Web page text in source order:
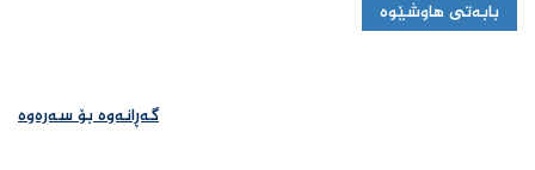
بابەتی هاوشێوە
گەڕانەوە بۆ سەرەوە